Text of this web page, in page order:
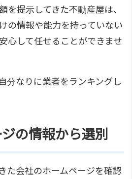
を提示してきた不動産屋は、
の情報や能力を持っていない
心して任せることができませ
分なりに業者をランキングし
の情報から選別
た会社のホームページを確認